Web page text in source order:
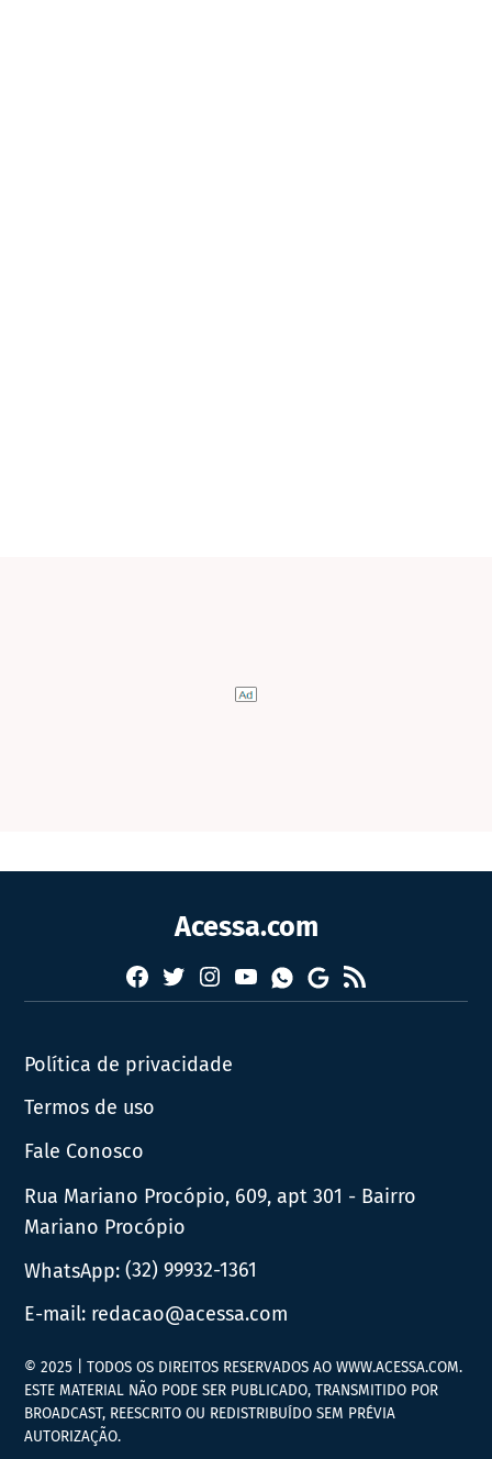
Acessa.com
Facebook
TwitterInstagram
YouTubeWhatsapp
Google
News
RSS
Política de privacidade
Termos de uso
Fale Conosco
Rua Mariano Procópio, 609, apt 301 - Bairro
Mariano Procópio
WhatsApp:(32) 99932-1361
E-mail: redacao@acessa.com
© 2025 | TODOS OS DIREITOS RESERVADOS AO WWW.ACESSA.COM.
ESTE MATERIAL NÃO PODE SER PUBLICADO, TRANSMITIDO POR
BROADCAST, REESCRITO OU REDISTRIBUÍDO SEM PRÉVIA
AUTORIZAÇÃO.